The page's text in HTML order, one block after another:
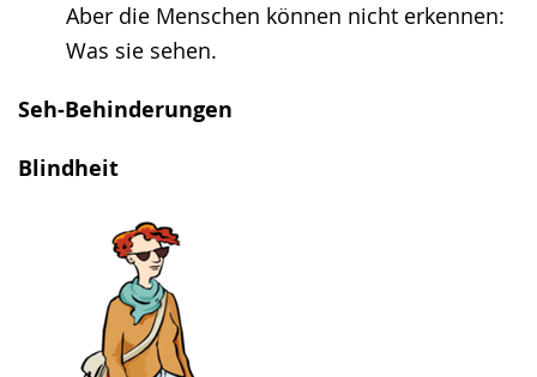
Aber die Menschen können nicht erkennen:
Was sie sehen.
Seh-Behinderungen
Blindheit